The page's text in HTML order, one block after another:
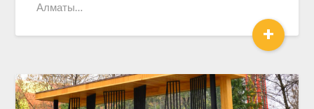
Алматы…
+